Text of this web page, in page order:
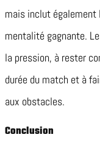
mais inclut également
mentalité gagnante.
la pression, à rester
durée du match et à
aux obstacles.
Conclusion